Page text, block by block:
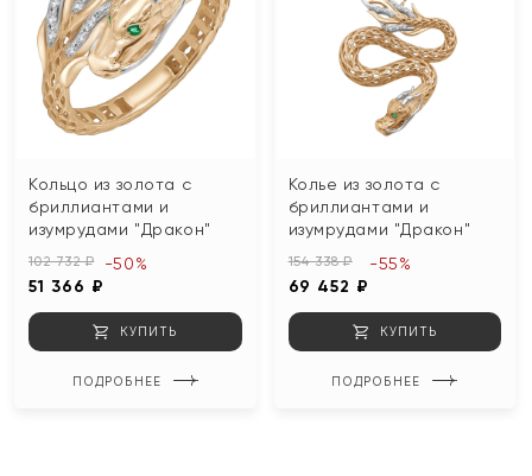
Кольцо из золота с
бриллиантами и
изумрудами "Дракон"
102 732 ₽
51 366 ₽
-50%
КУПИТЬ
ПОДРОБНЕЕ
Колье из золота с
бриллиантами и
изумрудами "Дракон"
154 338 ₽
69 452 ₽
-55%
КУПИТЬ
ПОДРОБНЕЕ